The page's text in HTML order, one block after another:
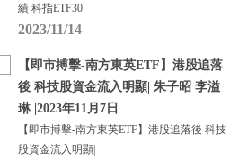
績 科指ETF30
2023/11/14
【即市搏擊-南方東英ETF】港股追落
後 科技股資金流入明顯| 朱子昭 李溢
琳 |2023年11月7日
【即市搏擊-南方東英ETF】港股追落後 科技
股資金流入明顯|